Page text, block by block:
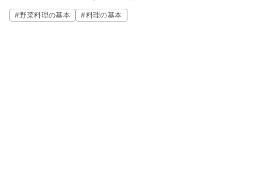
す。一手間かけるとぐっと美味しくなります。ぜひお試し下さい。
#野菜料理の基本 #料理の基本